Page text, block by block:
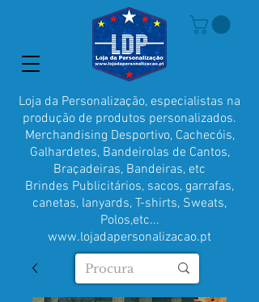
Loja da Personalização, especialistas na
produção de produtos personalizados.
Merchandising Desportivo, Cachecóis,
Galhardetes, Bandeirolas de Cantos,
Braçadeiras, Bandeiras, etc
Brindes Publicitários, sacos, garrafas,
canetas, lanyards, T-shirts, Sweats,
Polos,etc...
www.lojadapersonalizacao.pt